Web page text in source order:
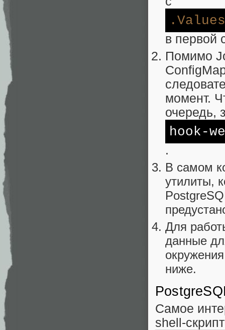
в первой
Помимо
момент.
очередь,
hook-
.
В самом
утилиты,
Для
данные
ниже.
Самое
shell-